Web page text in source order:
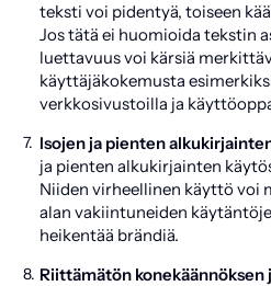
teksti voi pidentyä, toiseen
Jos tätä ei huomioida tekstin
luettavuus voi kärsiä
käyttäjäkokemusta
verkkosivustoilla ja
Isojen ja pienten
ja pienten alkukirjainten
Niiden virheellinen käyttö voi
alan vakiintuneiden
heikentää brändiä.
Riittämätön